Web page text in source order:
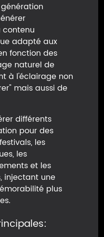
adapté aux
fonction des
naturel de
à l'éclairage non
mais aussi de
différents
pour des
les
les
et les
injectant une
plus